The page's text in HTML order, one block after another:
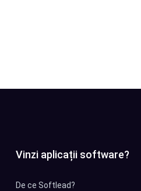
Vinzi aplicații software?
De ce Softlead?